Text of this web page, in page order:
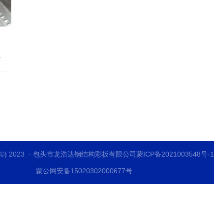
2023 - 包头市龙浩达钢结构彩板有限公司蒙ICP备2021003548号-1
蒙公网安备15020302000677号